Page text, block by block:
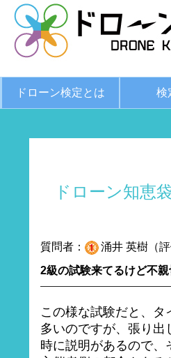
ドローン検定とは 検
ドローン知恵
質問者：
涌井 英樹（評
2級の試験来てるけど不親
この様な試験だと、
多いのですが、張り
時に説明があるので